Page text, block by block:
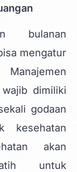
bulanan
mengatur
dimiliki
godaan
kesehatan
akan
untuk